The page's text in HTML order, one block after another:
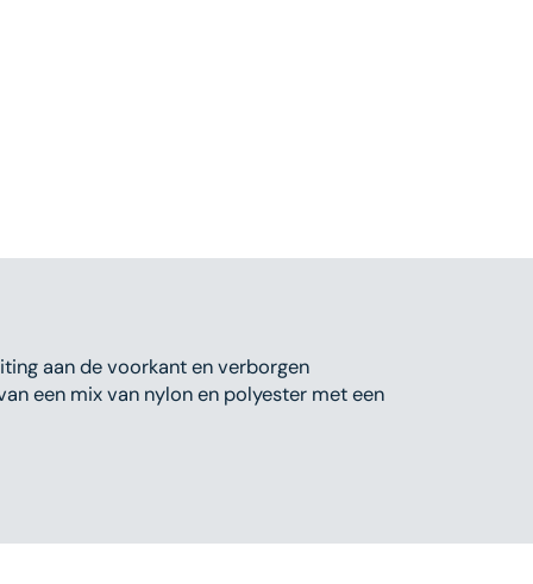
view
aan de voorkant en verborgen
een mix van nylon en polyester met een